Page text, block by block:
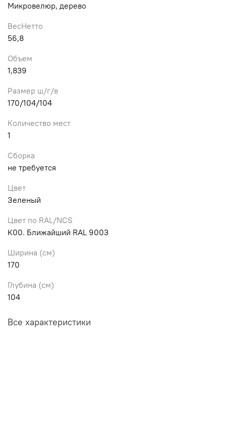
Микровелюр, дерево
ВесНетто
56,8
Объем
1,839
Размер ш/г/в
170/104/104
Количество мест
1
Сборка
не требуется
Цвет
Зеленый
Цвет по RAL/NCS
K00. Ближайший RAL 9003
Ширина (см)
170
Глубина (см)
104
Все характеристики